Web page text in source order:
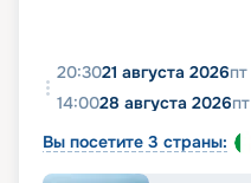
20:3021 августа 2026пт
14:0028 августа 2026пт
Вы посетите 3 страны: